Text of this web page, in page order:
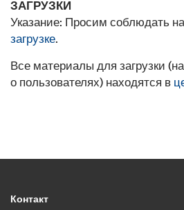
ЗАГРУЗКИ
Указание: Просим соблюдать
загрузке.
Все материалы для загрузки
о пользователях) находятся в
Контакт